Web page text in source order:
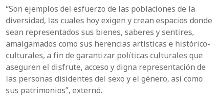
“Son ejemplos del esfuerzo de las poblaciones de la
diversidad, las cuales hoy exigen y crean espacios donde
sean representados sus bienes, saberes y sentires,
amalgamados como sus herencias artísticas e histórico-
culturales, a fin de garantizar políticas culturales que
aseguren el disfrute, acceso y digna representación de
las personas disidentes del sexo y el género, así como
sus patrimonios”, externó.